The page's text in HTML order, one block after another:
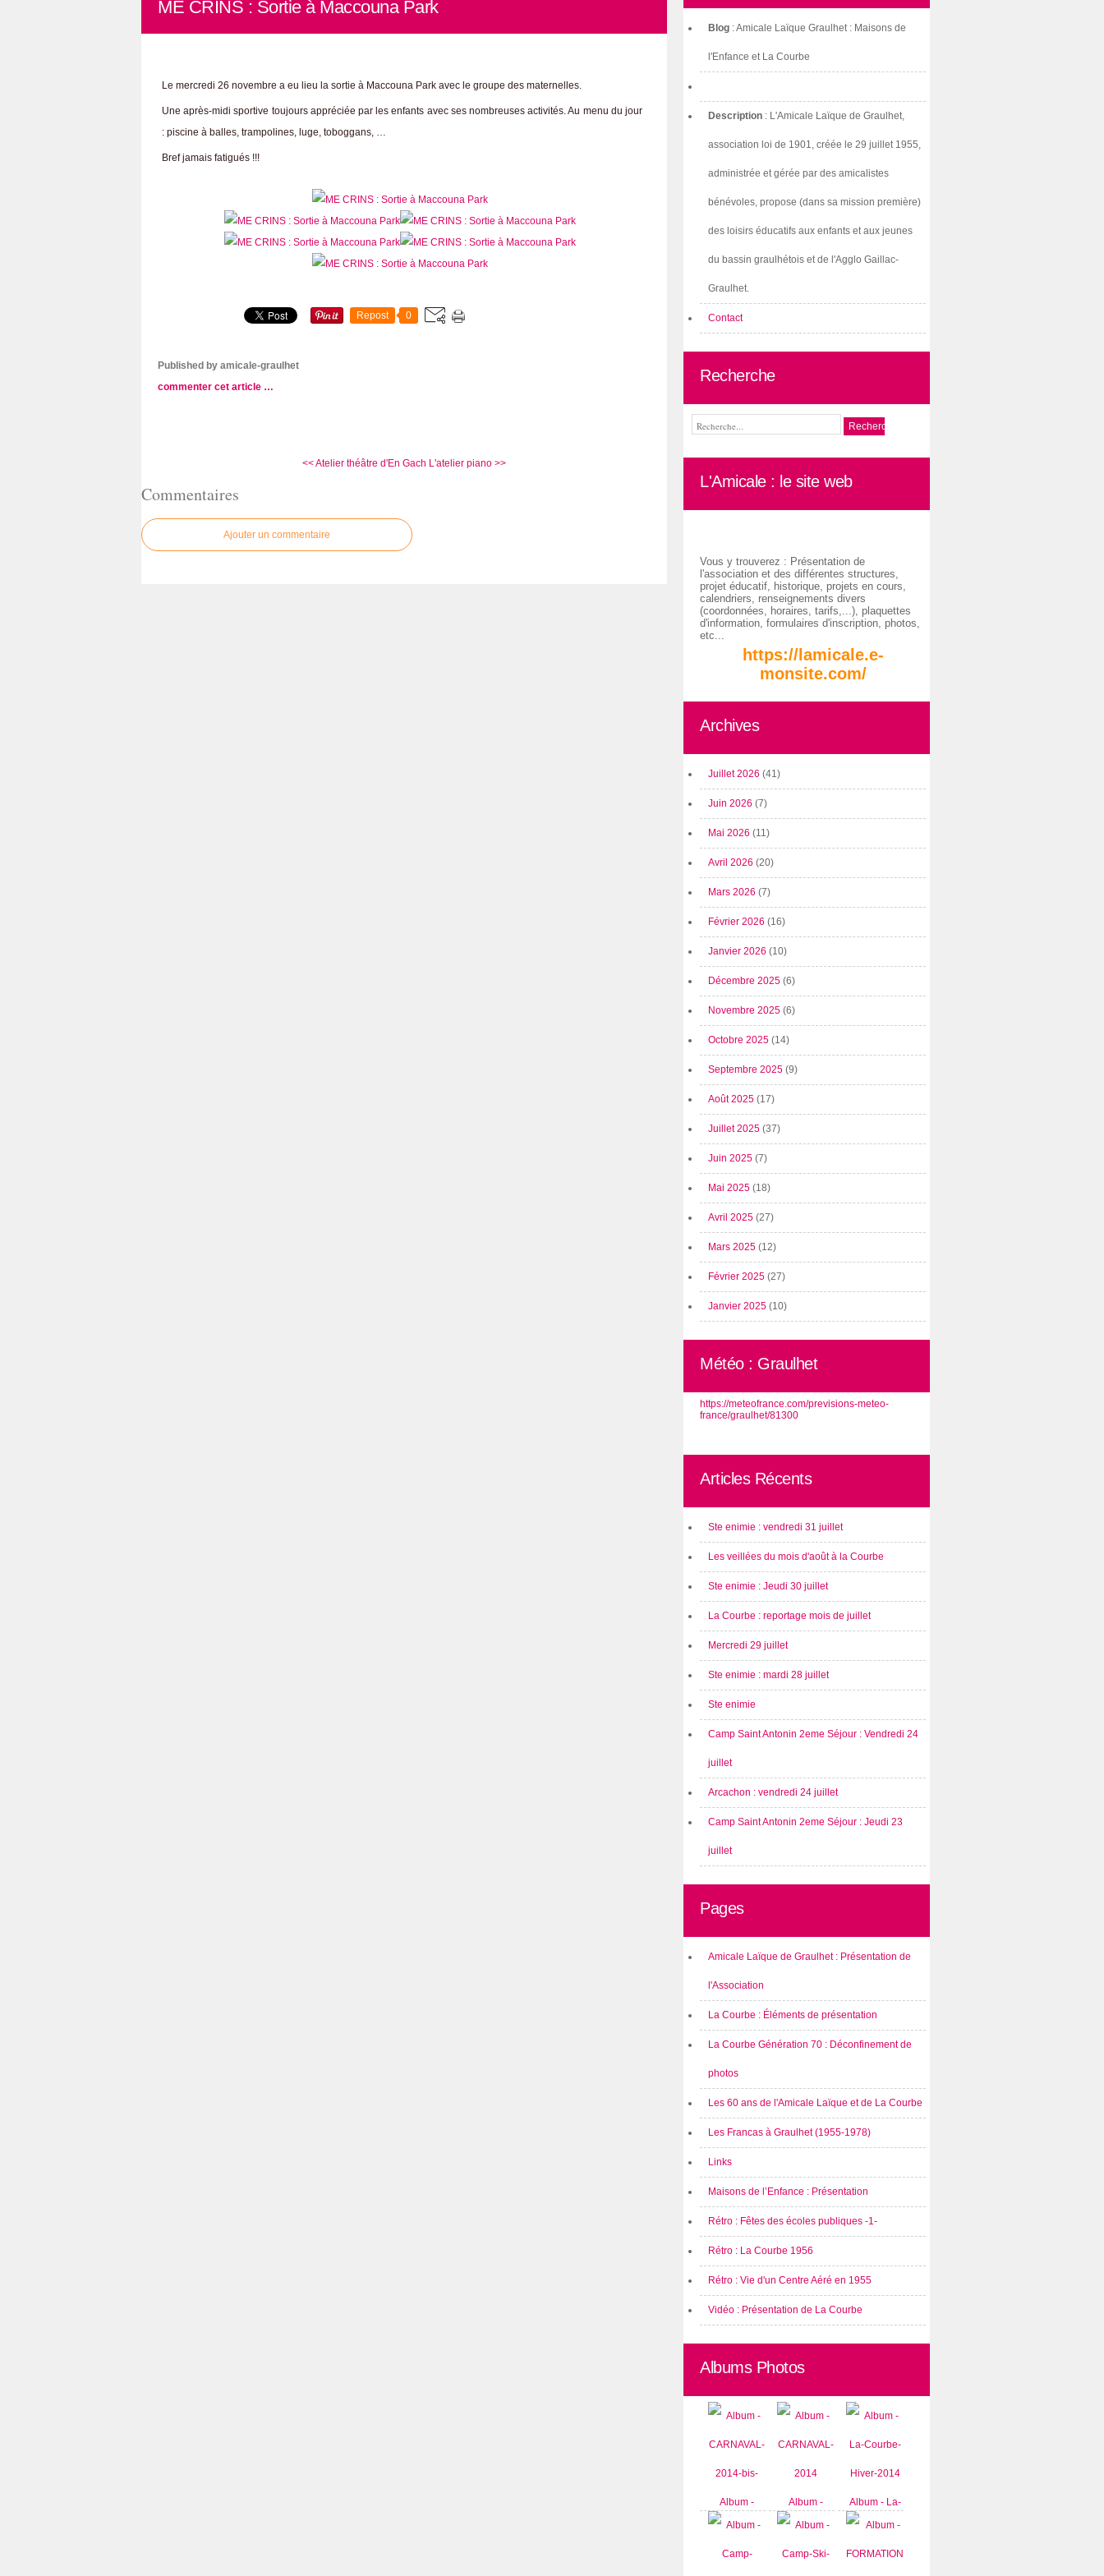
ME CRINS : Sortie à Maccouna Park
Le mercredi 26 novembre a eu lieu la sortie à Maccouna Park avec le groupe des maternelles.
Une après-midi sportive toujours appréciée par les enfants avec ses nombreuses activités. Au menu du jour
: piscine à balles, trampolines, luge, toboggans, …
Bref jamais fatigués !!!
Repost 0
Published by amicale-graulhet
commenter cet article …
<< Atelier théâtre d'En Gach L'atelier piano >>
Commentaires
Ajouter un commentaire
Blog : Amicale Laïque Graulhet : Maisons de
l'Enfance et La Courbe
Description : L'Amicale Laïque de Graulhet,
association loi de 1901, créée le 29 juillet 1955,
administrée et gérée par des amicalistes
bénévoles, propose (dans sa mission première)
des loisirs éducatifs aux enfants et aux jeunes
du bassin graulhétois et de l'Agglo Gaillac-
Graulhet.
Contact
Recherche
L'Amicale : le site web
Vous y trouverez : Présentation de
l'association et des différentes structures,
projet éducatif, historique, projets en cours,
calendriers, renseignements divers
(coordonnées, horaires, tarifs,...), plaquettes
d'information, formulaires d'inscription, photos,
etc...
https://lamicale.e-
monsite.com/
Archives
Juillet 2026 (41)
Juin 2026 (7)
Mai 2026 (11)
Avril 2026 (20)
Mars 2026 (7)
Février 2026 (16)
Janvier 2026 (10)
Décembre 2025 (6)
Novembre 2025 (6)
Octobre 2025 (14)
Septembre 2025 (9)
Août 2025 (17)
Juillet 2025 (37)
Juin 2025 (7)
Mai 2025 (18)
Avril 2025 (27)
Mars 2025 (12)
Février 2025 (27)
Janvier 2025 (10)
Météo : Graulhet
https://meteofrance.com/previsions-meteo-
france/graulhet/81300
Articles Récents
Ste enimie : vendredi 31 juillet
Les veillées du mois d'août à la Courbe
Ste enimie : Jeudi 30 juillet
La Courbe : reportage mois de juillet
Mercredi 29 juillet
Ste enimie : mardi 28 juillet
Ste enimie
Camp Saint Antonin 2eme Séjour : Vendredi 24
juillet
Arcachon : vendredi 24 juillet
Camp Saint Antonin 2eme Séjour : Jeudi 23
juillet
Pages
Amicale Laïque de Graulhet : Présentation de
l'Association
La Courbe : Éléments de présentation
La Courbe Génération 70 : Déconfinement de
photos
Les 60 ans de l'Amicale Laïque et de La Courbe
Les Francas à Graulhet (1955-1978)
Links
Maisons de l’Enfance : Présentation
Rétro : Fêtes des écoles publiques -1-
Rétro : La Courbe 1956
Rétro : Vie d'un Centre Aéré en 1955
Vidéo : Présentation de La Courbe
Albums Photos
Album -
CARNAVAL-
2014-bis-
Album -
CARNAVAL-
2014
Album - La-
Courbe-
Hiver-2014